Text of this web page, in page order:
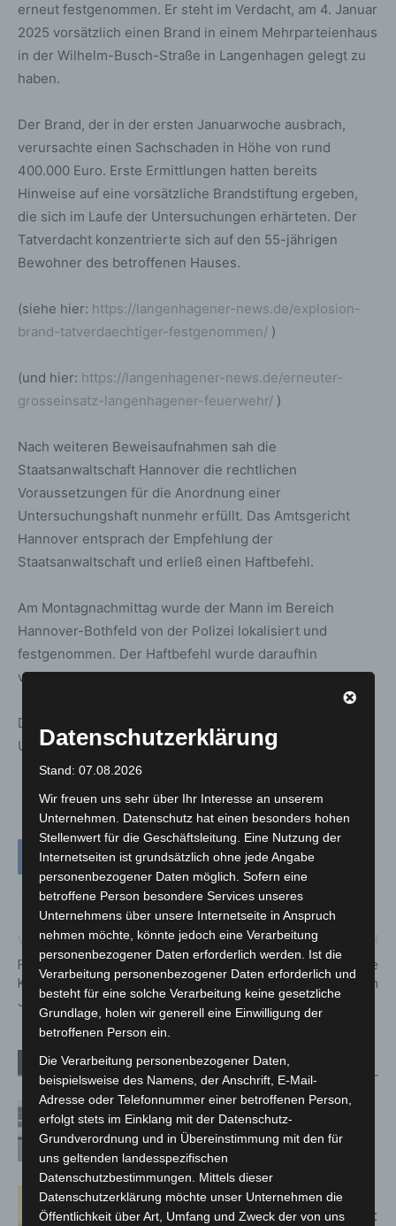
erneut festgenommen. Er steht im Verdacht, am 4. Januar
2025 vorsätzlich einen Brand in einem Mehrparteienhaus
in der Wilhelm-Busch-Straße in Langenhagen gelegt zu
haben.
Der Brand, der in der ersten Januarwoche ausbrach,
verursachte einen Sachschaden in Höhe von rund
400.000 Euro. Erste Ermittlungen hatten bereits
Hinweise auf eine vorsätzliche Brandstiftung ergeben,
die sich im Laufe der Untersuchungen erhärteten. Der
Tatverdacht konzentrierte sich auf den 55-jährigen
Bewohner des betroffenen Hauses.
(siehe hier: https://langenhagener-news.de/explosion-
brand-tatverdaechtiger-festgenommen/ )
(und hier: https://langenhagener-news.de/erneuter-
grosseinsatz-langenhagener-feuerwehr/ )
Nach weiteren Beweisaufnahmen sah die
Staatsanwaltschaft Hannover die rechtlichen
Voraussetzungen für die Anordnung einer
Untersuchungshaft nunmehr erfüllt. Das Amtsgericht
Hannover entsprach der Empfehlung der
Staatsanwaltschaft und erließ einen Haftbefehl.
Am Montagnachmittag wurde der Mann im Bereich
Hannover-Bothfeld von der Polizei lokalisiert und
festgenommen. Der Haftbefehl wurde daraufhin
vollstreckt.
Die Ermittlungen zu den genauen Hintergründen und
Umständen der Tat dauern an.
Vorheriger Artikel
Freiwillige Feuerwehr
Kaltenweide zieht Bilanz bei
Jahreshauptversammlung
Nächster Artikel
Bereich Langenhagen: Linie
460 betroffen
Verwandte Artikel Mehr vom Autor
Niedersachsen: Feuerwehrkräfte
kehren nach Waldbrandeinsatz aus
Spanien zurück
Hannover: Erste Tigermücken-
Population in Niedersachsen entdeckt
Datenschutzerklärung
Stand: 07.08.2026
Wir freuen uns sehr über Ihr Interesse an unserem
Unternehmen. Datenschutz hat einen besonders hohen
Stellenwert für die Geschäftsleitung. Eine Nutzung der
Internetseiten ist grundsätzlich ohne jede Angabe
personenbezogener Daten möglich. Sofern eine
betroffene Person besondere Services unseres
Unternehmens über unsere Internetseite in Anspruch
nehmen möchte, könnte jedoch eine Verarbeitung
personenbezogener Daten erforderlich werden. Ist die
Verarbeitung personenbezogener Daten erforderlich und
besteht für eine solche Verarbeitung keine gesetzliche
Grundlage, holen wir generell eine Einwilligung der
betroffenen Person ein.
Die Verarbeitung personenbezogener Daten,
beispielsweise des Namens, der Anschrift, E-Mail-
Adresse oder Telefonnummer einer betroffenen Person,
erfolgt stets im Einklang mit der Datenschutz-
Grundverordnung und in Übereinstimmung mit den für
uns geltenden landesspezifischen
Datenschutzbestimmungen. Mittels dieser
Datenschutzerklärung möchte unser Unternehmen die
Öffentlichkeit über Art, Umfang und Zweck der von uns